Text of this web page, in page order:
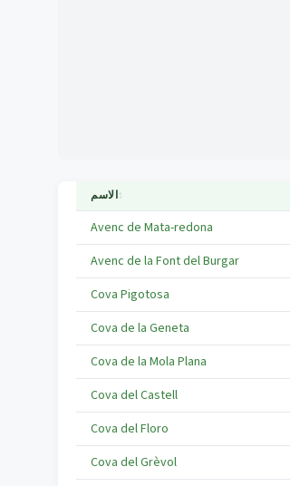
الاسم↕
Avenc de Mata-redona
Avenc de la Font del Burgar
Cova Pigotosa
Cova de la Geneta
Cova de la Mola Plana
Cova del Castell
Cova del Floro
Cova del Grèvol